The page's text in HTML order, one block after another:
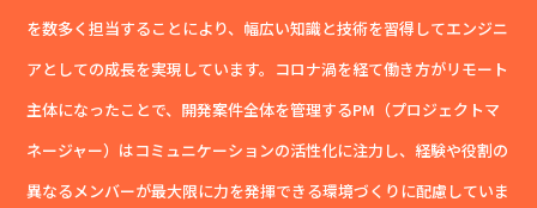
を数多く担当することにより、幅広い知識と技術を習得してエンジニ
アとしての成長を実現しています。コロナ渦を経て働き方がリモート
主体になったことで、開発案件全体を管理するPM（プロジェクトマ
ネージャー）はコミュニケーションの活性化に注力し、経験や役割の
異なるメンバーが最大限に力を発揮できる環境づくりに配慮していま